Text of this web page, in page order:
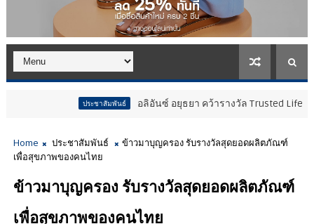
ประชาสัมพันธ์ อลิอันซ์ อยุธยา คว้ารางวัล Trusted Life Partner
Home ประชาสัมพันธ์
ข้าวมาบุญครอง รับรางวัลสุดยอดผลิตภัณฑ์
เพื่อสุขภาพของคนไทย
ข้าวมาบุญครอง รับรางวัลสุดยอดผลิตภัณฑ์
เพื่อสุขภาพของคนไทย